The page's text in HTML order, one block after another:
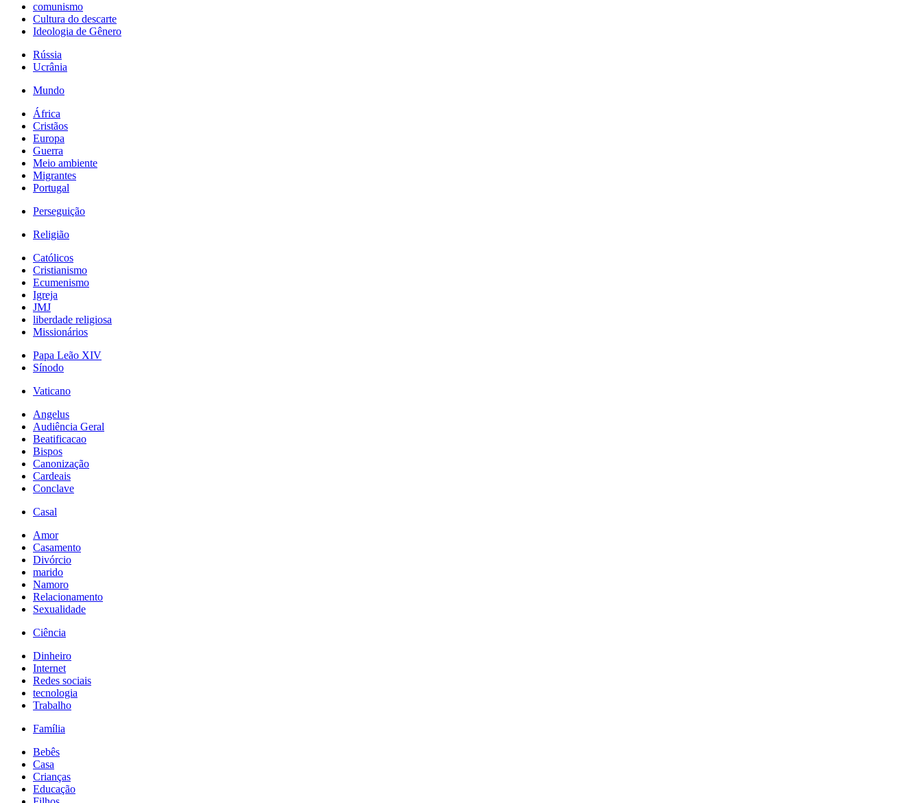
comunismo
Cultura do descarte
Ideologia de Gênero
Rússia
Ucrânia
Mundo
África
Cristãos
Europa
Guerra
Meio ambiente
Migrantes
Portugal
Perseguição
Religião
Católicos
Cristianismo
Ecumenismo
Igreja
JMJ
liberdade religiosa
Missionários
Papa Leão XIV
Sínodo
Vaticano
Angelus
Audiência Geral
Beatificacao
Bispos
Canonização
Cardeais
Conclave
Casal
Amor
Casamento
Divórcio
marido
Namoro
Relacionamento
Sexualidade
Ciência
Dinheiro
Internet
Redes sociais
tecnologia
Trabalho
Família
Bebês
Casa
Crianças
Educação